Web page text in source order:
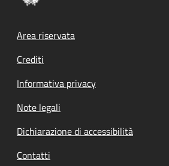
Footer menu
Area riservata
Crediti
Informativa privacy
Note legali
Dichiarazione di accessibilità
Contatti